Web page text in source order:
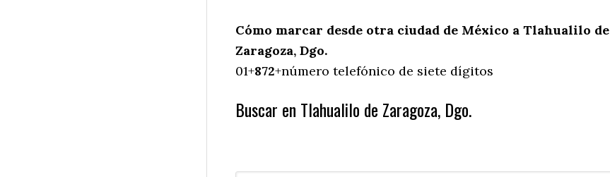
Cómo marcar desde otra ciudad de México a Tlahualilo de
Zaragoza, Dgo.
01+872+número telefónico de siete dígitos
Buscar en Tlahualilo de Zaragoza, Dgo.